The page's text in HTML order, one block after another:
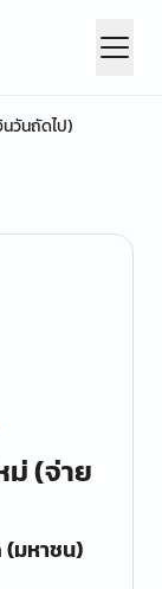
วันถัดไป)
(จ่าย
มหาชน)